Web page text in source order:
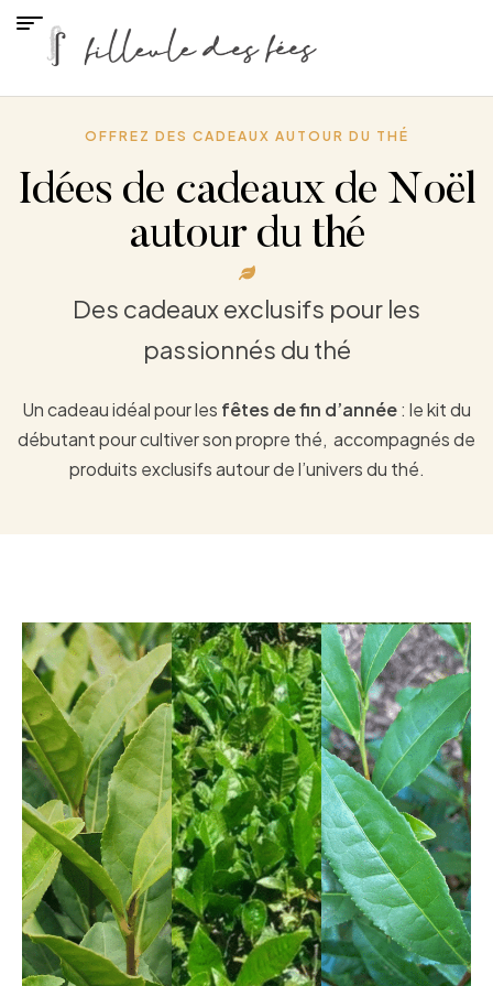
OFFREZ DES CADEAUX AUTOUR DU THÉ
Idées de cadeaux de Noël
autour du thé
Des cadeaux exclusifs pour les
passionnés du thé
Un cadeau idéal pour les fêtes de fin d’année: le kit du
débutant pour cultiver son propre thé, accompagnés de
produits exclusifs autour de l’univers du thé.